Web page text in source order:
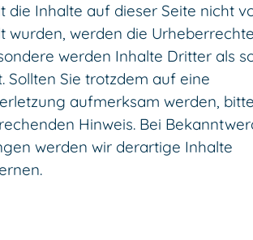
die Inhalte auf dieser Seite nicht
wurden, werden die
werden Inhalte Dritter als
Sollten Sie trotzdem auf eine
aufmerksam werden,
Hinweis. Bei
werden wir derartige Inhalte